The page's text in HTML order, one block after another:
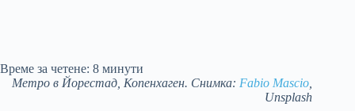
Време за четене: 8 минути
Метро в Йорестад, Копенхаген. Снимка: Fabio Mascio
Unsplash